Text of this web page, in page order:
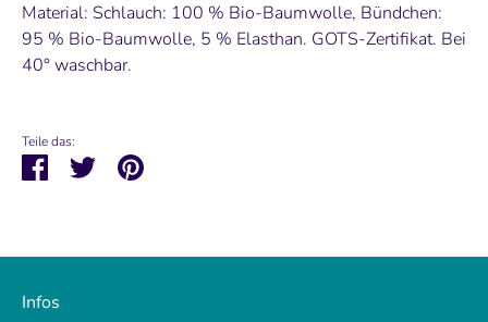
Material: Schlauch: 100 % Bio-Baumwolle, Bündchen:
95 % Bio-Baumwolle, 5 % Elasthan. GOTS-Zertifikat. Bei
40° waschbar.
Teile das:
TeilenTwitternPinnen
Infos